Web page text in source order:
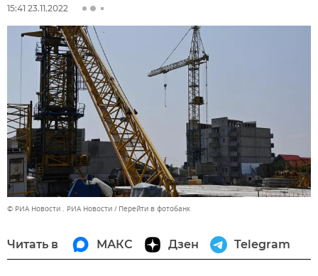
15:41 23.11.2022
© РИА Новости . РИА Новости Перейти в фотобанк
Читать в МАКС Дзен Telegram